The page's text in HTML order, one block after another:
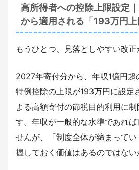
高所得者への控除上限設定
から適用される「193万円上
もうひとつ、見落としやすい改正
2027年寄付分から、年収1億円
特例控除の上限が193万円に設定
よる高額寄付の節税目的利用に
す。年収が一般的な水準であれ
せんが、「制度全体が締まって
握しておく価値はあるのではない